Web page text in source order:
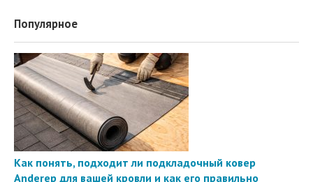
Популярное
Как понять, подходит ли подкладочный ковер
Anderep для вашей кровли и как его правильно